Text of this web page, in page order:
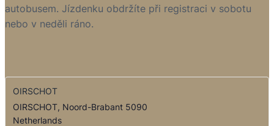
autobusem. Jízdenku obdržíte při registraci v sobotu
nebo v neděli ráno.
OIRSCHOT
OIRSCHOT, Noord-Brabant 5090
Netherlands